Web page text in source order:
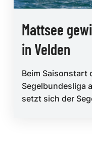
Mattsee
in Velden
Beim Saisonstart
Segelbundesliga
setzt sich der